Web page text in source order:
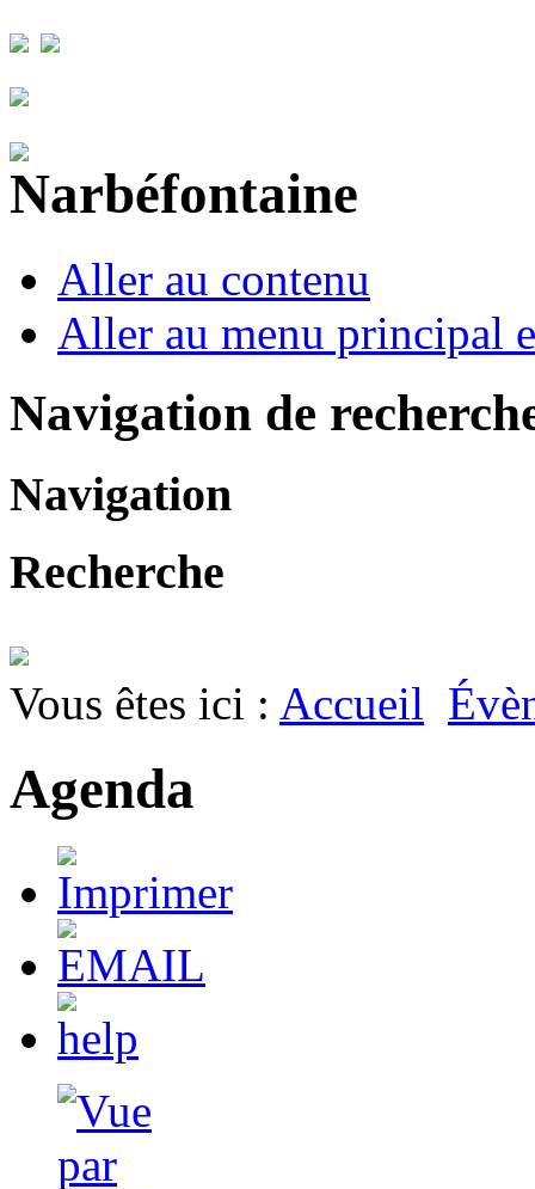
Aller au contenu
Aller au menu principal
Navigation de
Navigation
Recherche
Vous êtes ici : Accueil
Agenda